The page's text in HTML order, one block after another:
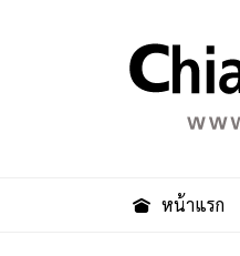
หน้าแรก